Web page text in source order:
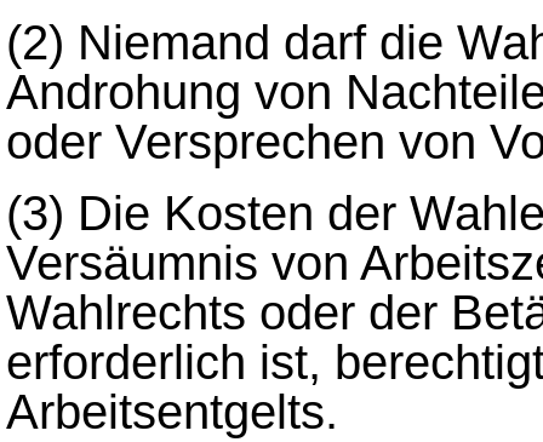
(2) Niemand darf die
Androhung von
oder Versprechen von
(3) Die Kosten der
Versäumnis von
Wahlrechts oder der
erforderlich ist,
Arbeitsentgelts.